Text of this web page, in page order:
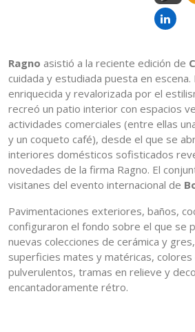
Ragno asistió a la reciente edición de
cuidada y estudiada puesta en escena.
enriquecida y revalorizada por el
recreó un patio interior con espacios
actividades comerciales (entre ellas
y un coqueto café), desde el que se
interiores domésticos sofisticados
novedades de la firma Ragno. El
visitanes del evento internacional de
Pavimentaciones exteriores, baños,
configuraron el fondo sobre el que se
nuevas colecciones de cerámica y
superficies mates y matéricas, colores
pulverulentos, tramas en relieve y
encantadoramente rétro.